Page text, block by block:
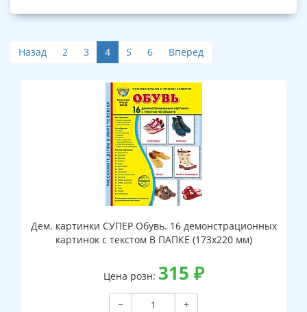
Назад 2 3 4 5 6 Вперед
Дем. картинки СУПЕР Обувь. 16 демонстрационных
картинок с текстом В ПАПКЕ (173х220 мм)
Цена розн: 315 ₽
−
+